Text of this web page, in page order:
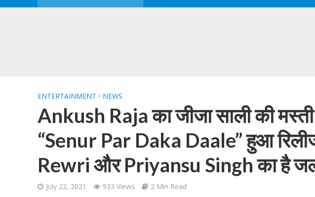
ENTERTAINMENT • NEWS
Ankush Raja का जीजा साली की मस्ती
“Senur Par Daka Daale” हुआ
Rewri और Priyansu Singh का है
July 22, 2021 933 Views 2 Min Read